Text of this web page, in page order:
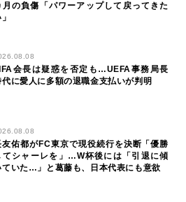
月の負傷「パワーアップして戻ってきた
会長は疑惑を否定も…UEFA事務局長
代に愛人に多額の退職金支払いが判明
友佑都がFC東京で現役続行を決断「優勝
てシャーレを」…W杯後には「引退に傾
ていた…」と葛藤も、日本代表にも意欲